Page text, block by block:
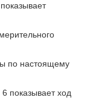
по настоящему
показывает ход